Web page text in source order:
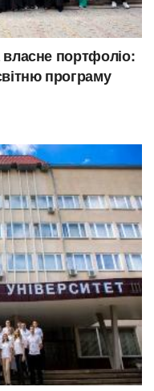
власне портфоліо:
програму